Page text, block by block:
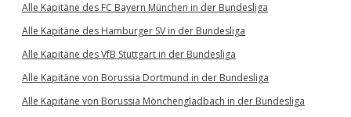
Alle Kapitäne des FC Bayern München in der Bundesliga
Alle Kapitäne des Hamburger SV in der Bundesliga
Alle Kapitäne des VfB Stuttgart in der Bundesliga
Alle Kapitäne von Borussia Dortmund in der Bundesliga
Alle Kapitäne von Borussia Mönchengladbach in der Bundesliga